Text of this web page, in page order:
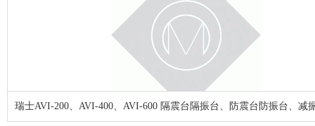
瑞士AVI-200、AVI-400、AVI-600 隔震台隔振台、防震台防振台、减